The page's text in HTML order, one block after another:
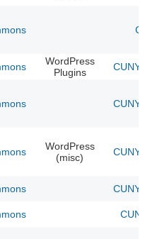
WordPress
Plugins
CUNY
CUNY
WordPress
(misc)
CUNY
CUNY